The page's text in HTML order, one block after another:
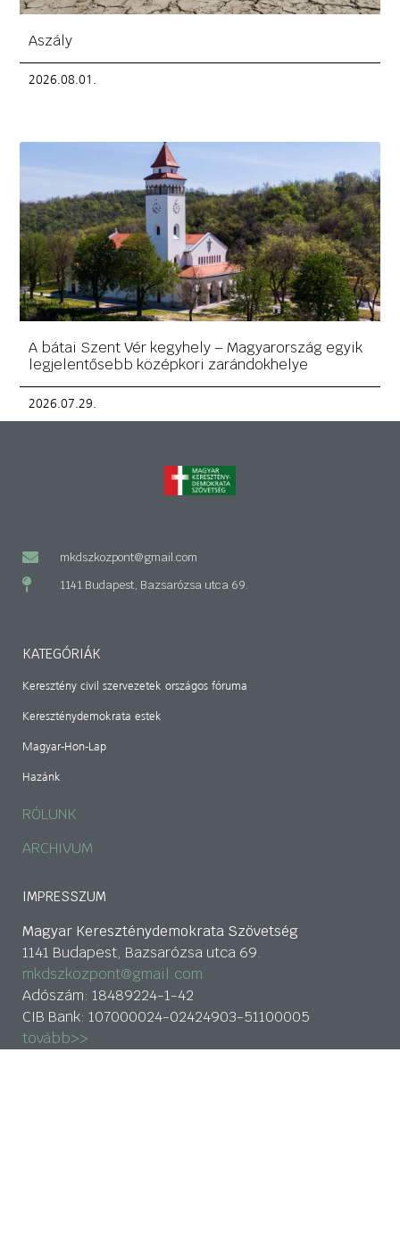
Aszály
2026.08.01.
A bátai Szent Vér kegyhely – Magyarország egyik
legjelentősebb középkori zarándokhelye
2026.07.29.
mkdszkozpont@gmail.com
1141 Budapest, Bazsarózsa utca 69.
KATEGÓRIÁK
Keresztény civil szervezetek országos fóruma
Kereszténydemokrata estek
Magyar-Hon-Lap
Hazánk
RÓLUNK
ARCHIVUM
IMPRESSZUM
Magyar Kereszténydemokrata Szövetség
1141 Budapest, Bazsarózsa utca 69.
mkdszkozpont@gmail.com
Adószám: 18489224-1-42
CIB Bank: 107000024-02424903-51100005
tovább>>